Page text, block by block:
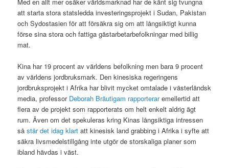
att starta stora statsledda investeringsprojekt i Sudan, Pakistan
och Sydostasien för att försäkra sig om att långsiktigt kunna
förse sina stora och fattiga gästarbetarbefolkningar med billig
mat.
Kina har 19 procent av världens befolkning men bara 9 procent
av världens jordbruksmark. Den kinesiska regeringens
jordbruksprojekt i Afrika har blivit mycket omtalade i västerländsk
media, professor Deborah Bräutigam rapporteraremellertid att
flera av de projekt som rapporterats om helt enkelt aldrig ägt
rum. Även om det spekuleras kring Kinas långsiktiga intressen
såstår det idag klart att kinesisk land grabbing i Afrika i syfte att
säkra livsmedelstillgång inte utgör de storskaliga planer som
ibland hävdas i väst.